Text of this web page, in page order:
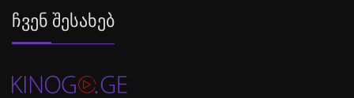
Ჩვენ Შესახებ